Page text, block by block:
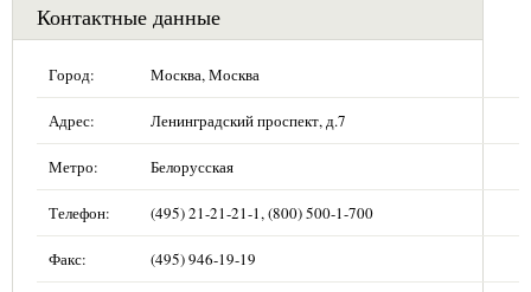
Контактные данные
Город: Москва, Москва
Адрес: Ленинградский проспект, д.7
Метро: Белорусская
Телефон: (495) 21-21-21-1, (800) 500-1-700
Факс: (495) 946-19-19